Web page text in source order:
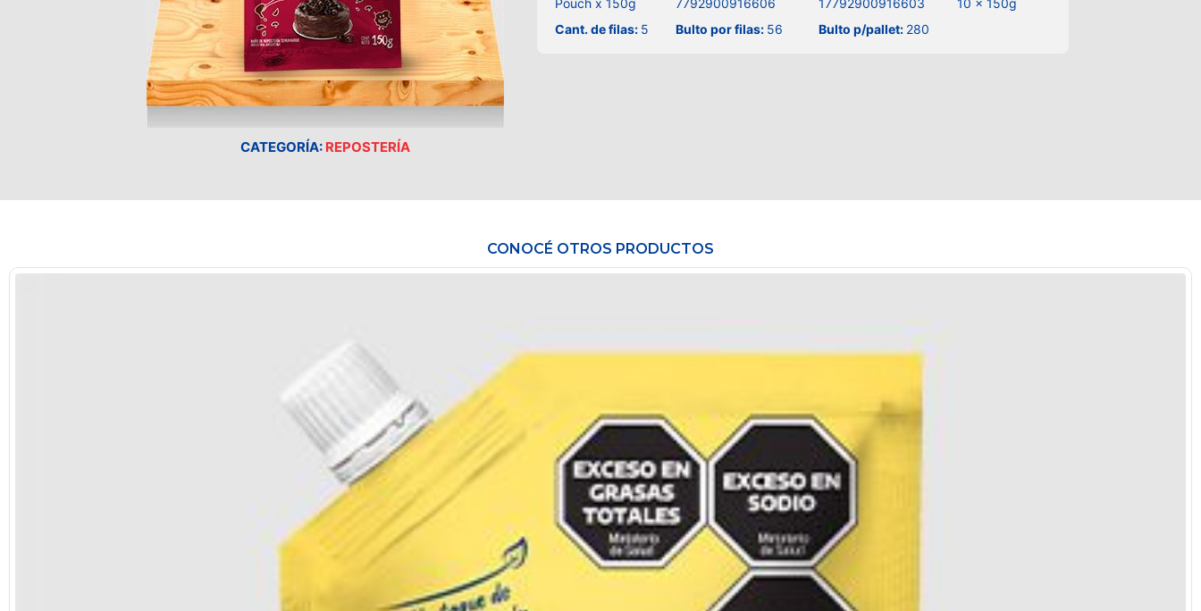
CATEGORÍA: REPOSTERÍA
Pouch x 150g
Cant. de filas: 5
7792900916606
Bulto por filas: 56
17792900916603
Bulto p/pallet: 280
10 x 150g
CONOCÉ OTROS PRODUCTOS